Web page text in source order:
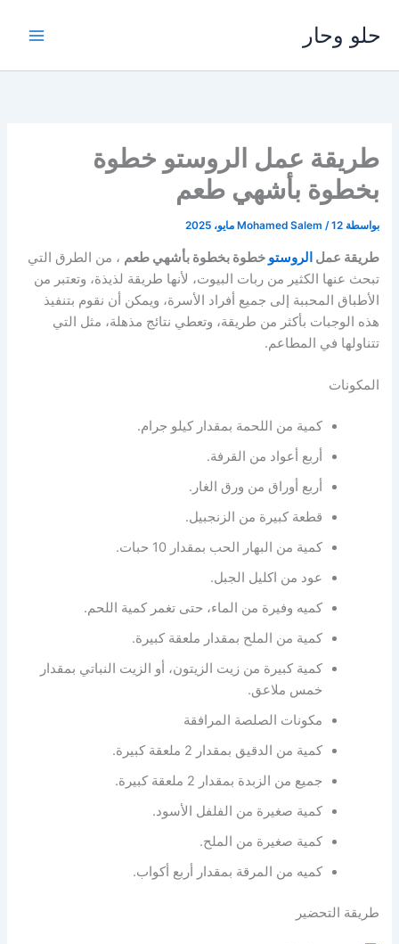
المحتوى
حلو وحار
طريقة عمل الروستو خطوة
بخطوة بأشهي طعم
بواسطة Mohamed Salem /12 مايو، 2025
طريقة عمل الروستو خطوة بخطوة بأشهي طعم ، من الطرق التي
تبحث عنها الكثير من ربات البيوت، لأنها طريقة لذيذة، وتعتبر من
الأطباق المحببة إلى جميع أفراد الأسرة، ويمكن أن نقوم بتنفيذ
هذه الوجبات بأكثر من طريقة، وتعطي نتائج مذهلة، مثل التي
تتناولها في المطاعم.
المكونات
كمية من اللحمة بمقدار كيلو جرام.
أربع أعواد من القرفة.
أربع أوراق من ورق الغار.
قطعة كبيرة من الزنجبيل.
كمية من البهار الحب بمقدار 10 حبات.
عود من اكليل الجبل.
كميه وفيرة من الماء، حتى تغمر كمية اللحم.
كمية من الملح بمقدار ملعقة كبيرة.
كمية كبيرة من زيت الزيتون، أو الزيت النباتي بمقدار
خمس ملاعق.
مكونات الصلصة المرافقة
كمية من الدقيق بمقدار 2 ملعقة كبيرة.
جميع من الزبدة بمقدار 2 ملعقة كبيرة.
كمية صغيرة من الفلفل الأسود.
كمية صغيرة من الملح.
كميه من المرقة بمقدار أربع أكواب.
طريقة التحضير